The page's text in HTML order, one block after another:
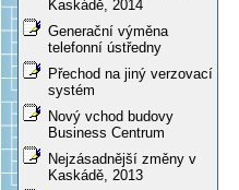
Kaskádě, 2014
Generační výměna
telefonní ústředny
Přechod na jiný verzovací
systém
Nový vchod budovy
Business Centrum
Nejzásadnější změny v
Kaskádě, 2013